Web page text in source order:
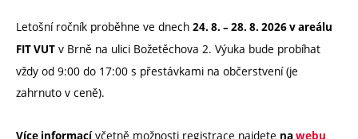
Letošní ročník proběhne ve dnech 24. 8. – 28. 8. 2026 v areálu
FIT VUT v Brně na ulici Božetěchova 2. Výuka bude probíhat
vždy od 9:00 do 17:00 s přestávkami na občerstvení (je
zahrnuto v ceně).
včetně možnosti registrace najdete